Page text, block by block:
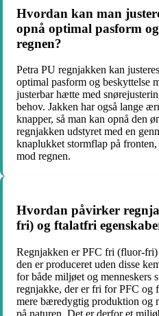
Hvordan kan man
opnå optimal pasform
regnen?
Petra PU regnjakken kan
optimal pasform og beskyttelse
justerbar hætte med
behov. Jakken har også lange
knapper, så man kan opnå den
regnjakken udstyret med en
knaplukket stormflap på
mod regnen.
Hvordan påvirker
fri) og ftalatfri
Regnjakken er PFC fri (fluor-
den er produceret uden disse
for både miljøet og menneskers
regnjakke, der er fri for PFC og
mere bæredygtig produktion og
på naturen. Det er derfor et